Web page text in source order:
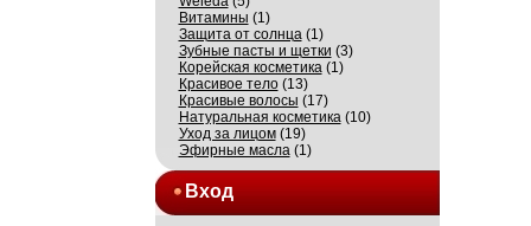
Витамины (1)
Защита от солнца(1)
Зубные пасты и щетки (3)
Корейская косметика(1)
Красивое тело(13)
Красивые волосы (17)
Натуральная косметика(10)
Уход за лицом(19)
Эфирные масла(1)
Вход